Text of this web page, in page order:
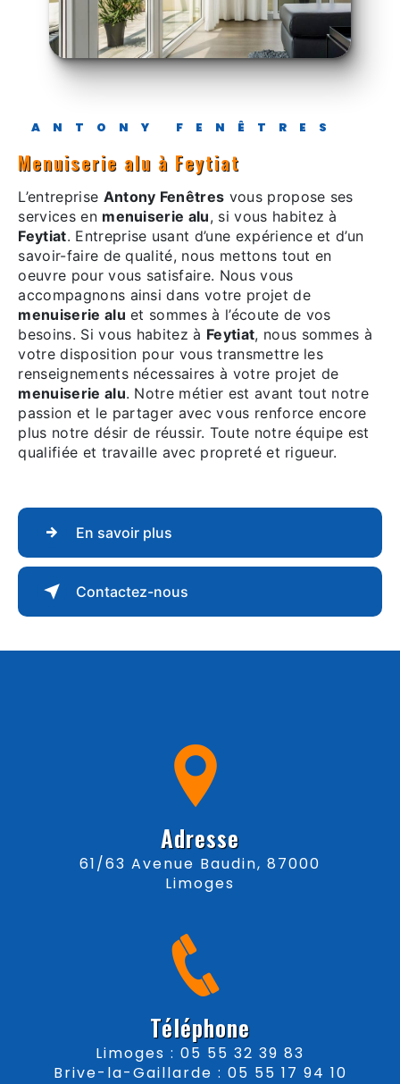
ANTONY FENÊTRES
menuiserie alu à Feytiat
L’entreprise Antony Fenêtres vous propose ses
services en menuiserie alu, si vous habitez à
Feytiat. Entreprise usant d’une expérience et d’un
savoir-faire de qualité, nous mettons tout en
oeuvre pour vous satisfaire. Nous vous
accompagnons ainsi dans votre projet de
menuiserie alu et sommes à l’écoute de vos
besoins. Si vous habitez à Feytiat, nous sommes à
votre disposition pour vous transmettre les
renseignements nécessaires à votre projet de
menuiserie alu. Notre métier est avant tout notre
passion et le partager avec vous renforce encore
plus notre désir de réussir. Toute notre équipe est
qualifiée et travaille avec propreté et rigueur.
En savoir plus
Contactez-nous
Adresse
61/63 Avenue Baudin, 87000
Limoges
Téléphone
Limoges : 05 55 32 39 83
Brive-la-Gaillarde : 05 55 17 94 10